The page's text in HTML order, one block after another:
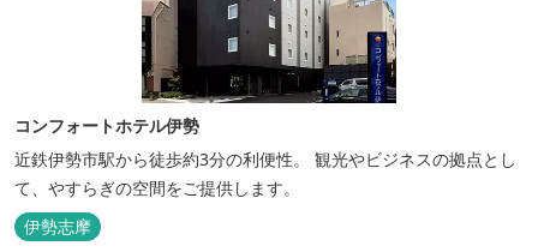
コンフォートホテル伊勢
近鉄伊勢市駅から徒歩約3分の利便性。 観光やビジネスの拠点とし
て、やすらぎの空間をご提供します。
伊勢志摩